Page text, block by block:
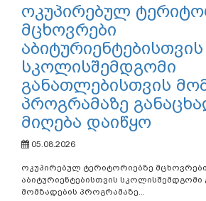
ოკუპირებულ
მცხოვრები
აბიტურიენტებისთვის
სკოლისშემდგომი
განათლებისთვის
პროგრამაზე
მიღება დაიწყო
05.08.2026
ოკუპირებულ ტერიტორიებზე მცხოვრები
აბიტურიენტებისთვის
მომზადების პროგრამაზე...